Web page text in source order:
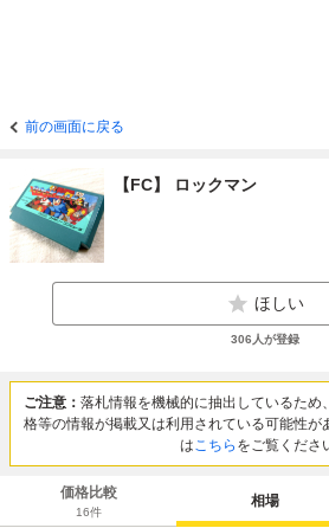
前の画面に戻る
【FC】 ロックマン
ほしい
306 人が登録
ご注意： 落札情報を機械的に抽出しているため
格等の情報が掲載又は利用されている可能性が
はこちら をご覧くださ
価格比較
16件
相場